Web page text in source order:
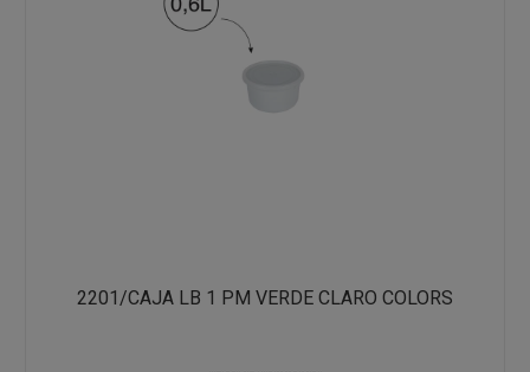
2201/CAJA LB 1 PM VERDE CLARO COLORS